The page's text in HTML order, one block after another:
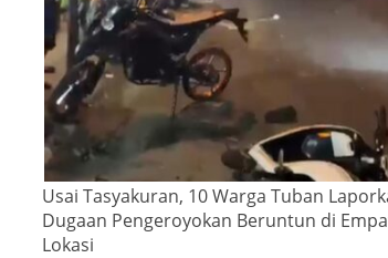
Usai Tasyakuran, 10 Warga Tuban
Dugaan Pengeroyokan Beruntun di
Lokasi